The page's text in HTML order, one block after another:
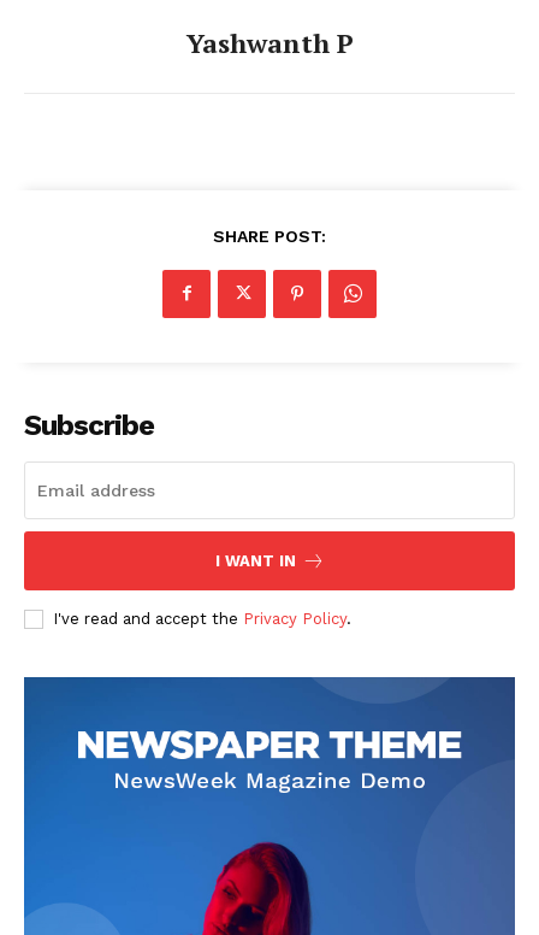
Yashwanth P
SHARE POST:
Subscribe
I WANT IN
I've read and accept the Privacy Policy.